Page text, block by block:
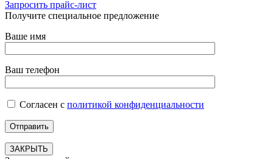
Запросить прайс-лист
Получите специальное предложение
Ваше имя
Ваш телефон
Согласен с политикой конфиденциальности
ЗАКРЫТЬ